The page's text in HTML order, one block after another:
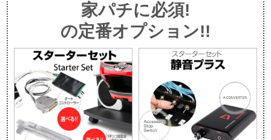
家パチに必須!
の定番オプション!!